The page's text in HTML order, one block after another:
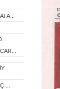
...